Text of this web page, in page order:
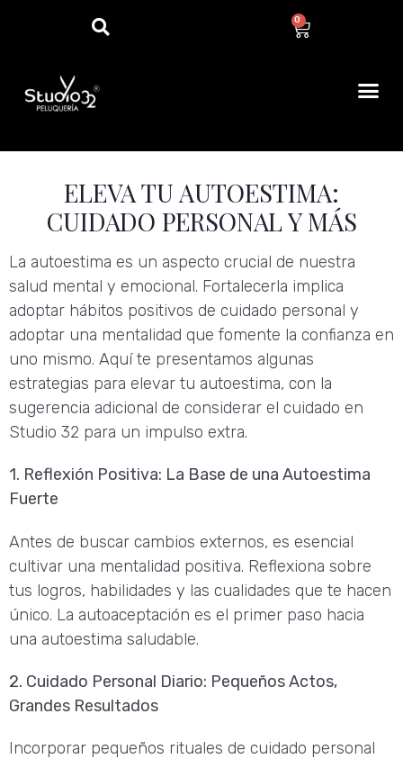
0
ELEVA TU AUTOESTIMA:
CUIDADO PERSONAL Y MÁS
La autoestima es un aspecto crucial de nuestra
salud mental y emocional. Fortalecerla implica
adoptar hábitos positivos de cuidado personal y
adoptar una mentalidad que fomente la confianza en
uno mismo. Aquí te presentamos algunas
estrategias para elevar tu autoestima, con la
sugerencia adicional de considerar el cuidado en
Studio 32 para un impulso extra.
1. Reflexión Positiva: La Base de una Autoestima
Fuerte
Antes de buscar cambios externos, es esencial
cultivar una mentalidad positiva. Reflexiona sobre
tus logros, habilidades y las cualidades que te hacen
único. La autoaceptación es el primer paso hacia
una autoestima saludable.
2. Cuidado Personal Diario: Pequeños Actos,
Grandes Resultados
Incorporar pequeños rituales de cuidado personal